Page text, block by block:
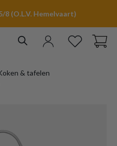
(O.L.V. Hemelvaart)
& tafelen